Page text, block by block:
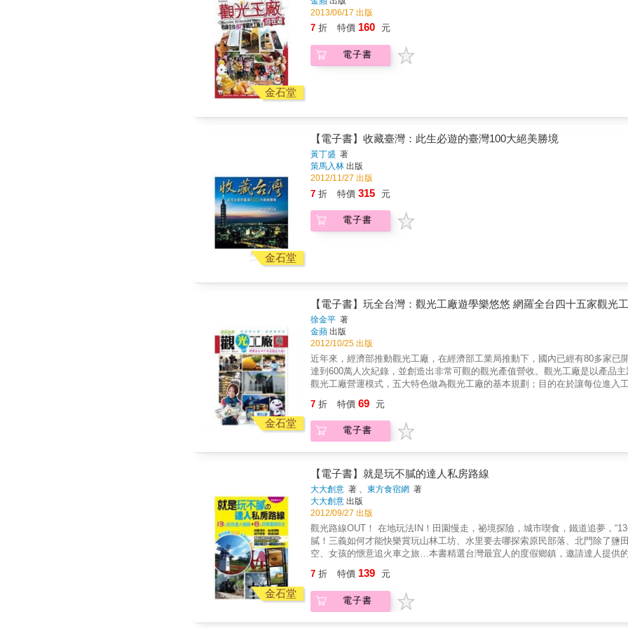
金石堂
2013/06/17 出版
7 折 特價 160 元
電子書
金石堂
【電子書】收藏臺灣：此生必遊的臺灣100大絕美勝境
黃丁盛 著
策馬入林 出版
2012/11/27 出版
7 折 特價 315 元
電子書
金石堂
【電子書】玩全台灣：觀光工廠遊學樂悠悠 網羅全台四十五家觀光
徐金平 著
金蘋 出版
2012/10/25 出版
近年來，經濟部推動觀光工廠，在經濟部工業局推動下，國內已經有80多家
達到600萬人次紀錄，並創造出非常可觀的觀光產值營收。觀光工廠是以產品
觀光工廠營運模式，五大特色做為觀光工廠的基本規劃；目的在於讓每位進
新主意~ 遊學樂悠悠來一趟產學的知性之旅更多優惠訊息，請立即下載觀光工
7 折 特價 69 元
電子書
金石堂
【電子書】就是玩不膩的達人私房路線
大大創意 著 、東方食宿網 著
大大創意 出版
2012/09/27 出版
觀光路線OUT！ 在地玩法IN！田園慢走，祕境探險，城市喫食，鐵道追夢，
膩！三義如何才能快樂賞玩山林工坊、水里要去哪探索原民部落、北門除了
空、女孩的愜意追火車之旅…本書精選台灣最宜人的度假鄉鎮，邀請達人提供
的超實用旅遊書
7 折 特價 139 元
電子書